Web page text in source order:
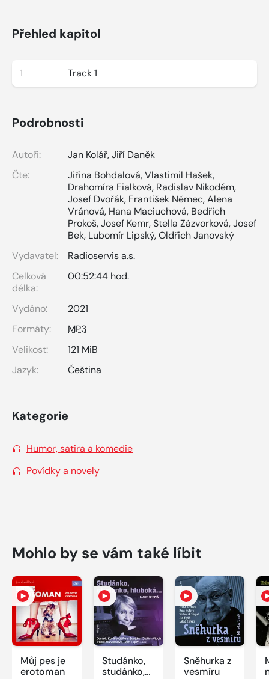
Přehled kapitol
1 Track 1
Podrobnosti
Autoři: Jan Kolář,Jiří Daněk
Čte:
Jiřina Bohdalová,Vlastimil Hašek,
Drahomíra Fialková, Radislav Nikodém,
Josef Dvořák, František Němec,Alena
Vránová, Hana Maciuchová, Bedřich
Prokoš,Josef Kemr,Stella Zázvorková,Josef
Bek, Lubomír Lipský,Oldřich Janovský
Vydavatel:
Radioservis a.s.
Celková
délka:
00:52:44 hod.
Vydáno:
2021
Formáty:
MP3
Velikost:
121 MiB
Jazyk:
Čeština
Kategorie
Humor, satira a komedie
Povídky a novely
Mohlo by se vám také líbit
Můj pes je
erotoman
Studánko,
studánko,
Sněhurka z
vesmíru